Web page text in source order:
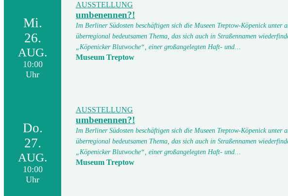
Mi.
26.
AUG.
10:00
Uhr
AUSSTELLUNG
umbenennen?!
Im Berliner Südosten beschäftigen sich die Museen Treptow-Köpenick unter
überregional bedeutsamen Thema, das sich auch in Straßennamen
„Köpenicker Blutwoche“, einer großangelegten Haft- und…
Museum Treptow
Do.
27.
AUG.
10:00
Uhr
AUSSTELLUNG
umbenennen?!
Im Berliner Südosten beschäftigen sich die Museen Treptow-Köpenick unter
überregional bedeutsamen Thema, das sich auch in Straßennamen
„Köpenicker Blutwoche“, einer großangelegten Haft- und…
Museum Treptow